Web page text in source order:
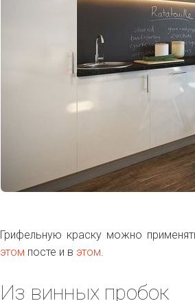
Грифельную краску можно
этом посте и в этом.
Из винных пробок